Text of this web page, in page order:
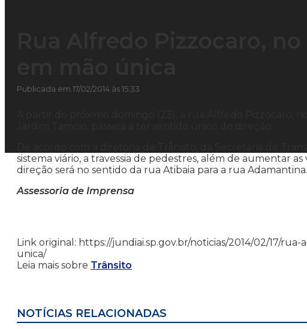
Publicada em 17/02/2014 às 15:33
sistema viário, a travessia de pedestres, além de aumentar
direção será no sentido da rua Atibaia para a rua Adamantina.
Assessoria de Imprensa
Link original: https://jundiai.sp.gov.br/noticias/2014/02/17/
unica/
Leia mais sobre Trânsito
NOTÍCIAS RELACIONADAS